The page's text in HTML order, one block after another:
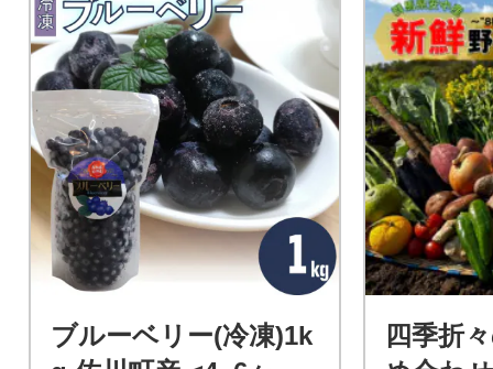
ブルーベリー(冷凍)1k
四季折